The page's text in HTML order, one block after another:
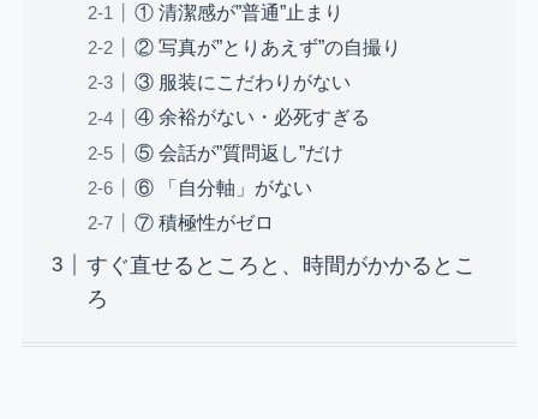
① 清潔感が”普通”止まり
② 写真が”とりあえず”の自撮り
③ 服装にこだわりがない
④ 余裕がない・必死すぎる
⑤ 会話が”質問返し”だけ
⑥ 「自分軸」がない
⑦ 積極性がゼロ
すぐ直せるところと、時間がかかるとこ
ろ